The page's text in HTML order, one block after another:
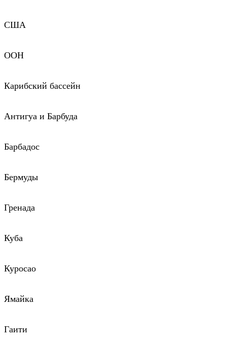
США
ООН
Карибский бассейн
Антигуа и Барбуда
Барбадос
Бермуды
Гренада
Куба
Куросао
Ямайка
Гаити